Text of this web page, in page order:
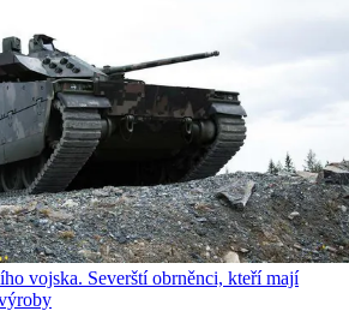
vojska. Severští obrněnci, kteří mají